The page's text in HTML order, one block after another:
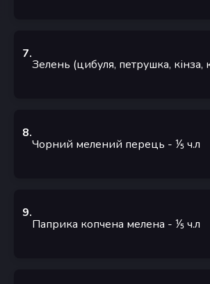
7.
Зелень (цибуля, петрушка, кінза,
8.
Чорний мелений перець - ⅕ч.л
9.
Паприка копчена мелена - ⅕ч.л